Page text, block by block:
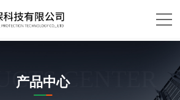
CENTER
产品中心